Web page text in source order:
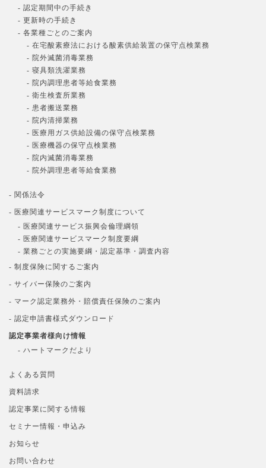
- 認定期間中の手続き
- 更新時の手続き
- 各業種ごとのご案内
- 在宅酸素療法における酸素供給装置の保守点検業務
- 院外滅菌消毒業務
- 寝具類洗濯業務
- 院内調理患者等給食業務
- 衛生検査所業務
- 患者搬送業務
- 院内清掃業務
- 医療用ガス供給設備の保守点検業務
- 医療機器の保守点検業務
- 院内滅菌消毒業務
- 院外調理患者等給食業務
- 関係法令
- 医療関連サービスマーク制度について
- 医療関連サービス振興会倫理綱領
- 医療関連サービスマーク制度要綱
- 業務ごとの実施要綱・認定基準・調査内容
- 制度保険に関するご案内
- サイバー保険のご案内
- マーク認定業務外・賠償責任保険のご案内
- 認定申請書様式ダウンロード
認定事業者様向け情報
- ハートマークだより
よくある質問
資料請求
認定事業に関する情報
セミナー情報・申込み
お知らせ
お問い合わせ